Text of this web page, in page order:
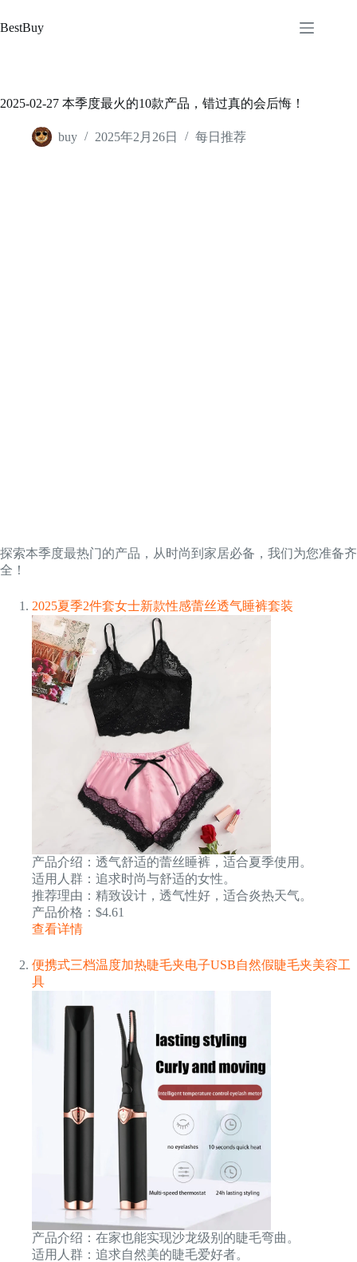
至
BestBuy
2025-02-27 本季度最火的10款产品，错过真的会后悔！
buy 2025年2月26日 每日推荐
探索本季度最热门的产品，从时尚到家居必备，我们为您准备齐
全！
2025夏季2件套女士新款性感蕾丝透气睡裤套装
产品介绍：透气舒适的蕾丝睡裤，适合夏季使用。
适用人群：追求时尚与舒适的女性。
推荐理由：精致设计，透气性好，适合炎热天气。
产品价格：$4.61
查看详情
便携式三档温度加热睫毛夹电子USB自然假睫毛夹美容工
具
产品介绍：在家也能实现沙龙级别的睫毛弯曲。
适用人群：追求自然美的睫毛爱好者。